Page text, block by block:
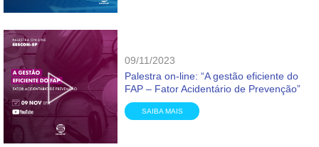
09/11/2023
Palestra on-line: “A gestão eficiente do
FAP – Fator Acidentário de Prevenção”
SAIBA MAIS